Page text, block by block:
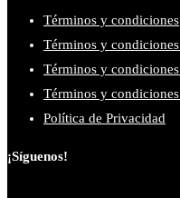
Términos y condiciones
Términos y
Términos y
Términos y
Política de Privacidad
¡Síguenos!